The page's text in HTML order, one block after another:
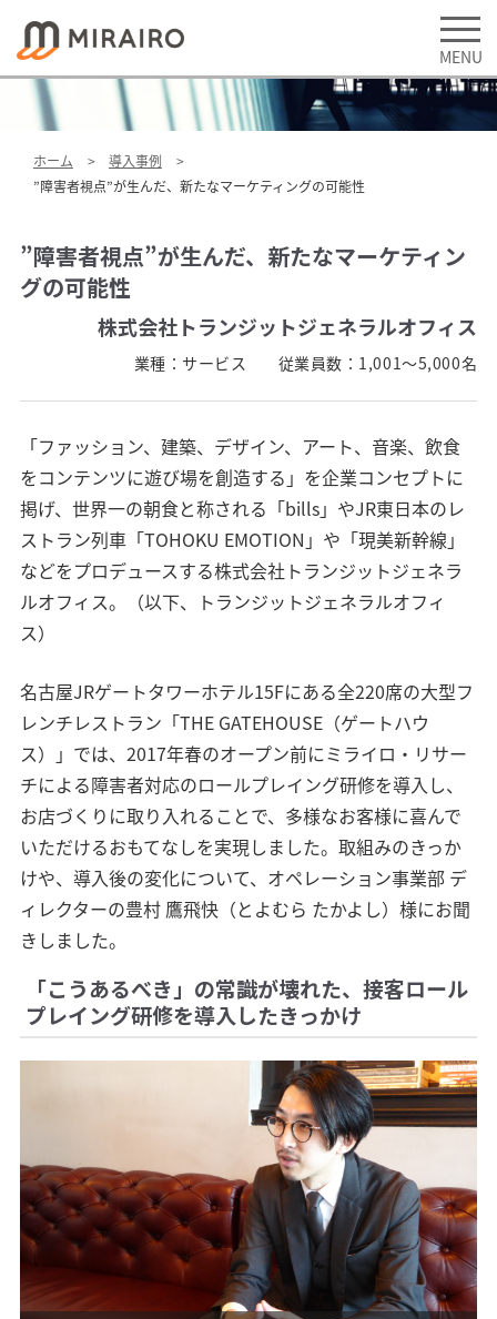
ホーム
導入事例
”障害者視点”が生んだ、新たなマーケティングの可能性
”障害者視点”が生んだ、新たなマーケティン
グの可能性
株式会社トランジットジェネラルオフィス
業種： サービス 従業員数： 1,001～5,000名
「ファッション、建築、デザイン、アート、音楽、飲食
をコンテンツに遊び場を創造する」を企業コンセプトに
掲げ、世界一の朝食と称される「bills」やJR東日本のレ
ストラン列車「TOHOKU EMOTION」や「現美新幹線」
などをプロデュースする株式会社トランジットジェネラ
ルオフィス。（以下、トランジットジェネラルオフィ
ス）
名古屋JRゲートタワーホテル15Fにある全220席の大型フ
レンチレストラン「THE GATEHOUSE（ゲートハウ
ス）」では、2017年春のオープン前にミライロ・リサー
チによる障害者対応のロールプレイング研修を導入し、
お店づくりに取り入れることで、多様なお客様に喜んで
いただけるおもてなしを実現しました。取組みのきっか
けや、導入後の変化について、オペレーション事業部 デ
ィレクターの豊村 鷹飛快（とよむら たかよし）様にお聞
きしました。
「こうあるべき」の常識が壊れた、接客ロール
プレイング研修を導入したきっかけ